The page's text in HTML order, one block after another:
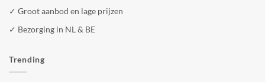
✓ Groot aanbod en lage prijzen
✓ Bezorging in NL & BE
Trending